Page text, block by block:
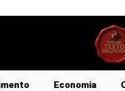
Economia